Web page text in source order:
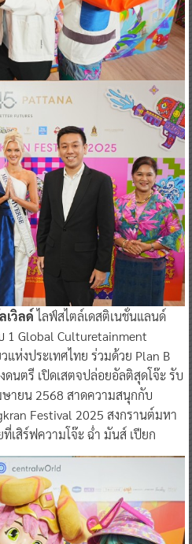
เวิลด์ไลฟ์สไตล์เดสติเนชั่นแลนด์
1 Global Culturetainment
ห่งประเทศไทย ร่วมด้วย Plan B
ดนตรี เปิดเสตจปล่อยอัลติสุดโจ๊ะ รับ
ายน 2568 สาดความสนุกกับ
Festival 2025 สงกรานต์มหา
ที่เสิร์ฟความโจ๊ะ ฉ่ำ มันส์ เปียก